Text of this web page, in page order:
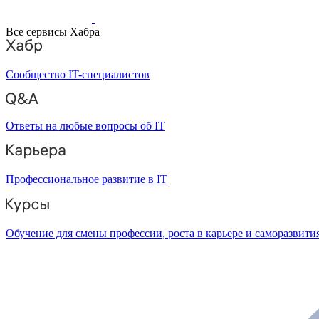
Все сервисы Хабра
Сообщество IT-специалистов
Ответы на любые вопросы об IT
Профессиональное развитие в IT
Обучение для смены профессии, роста в карьере и